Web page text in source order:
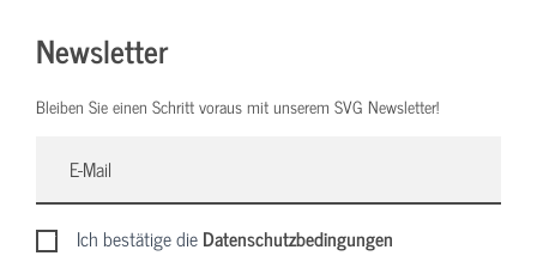
Newsletter
Bleiben Sie einen Schritt voraus mit unserem SVG Newsletter!
Ich bestätige dieDatenschutzbedingungen